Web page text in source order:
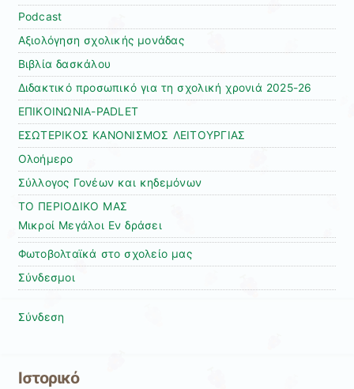
Podcast
Αξιολόγηση σχολικής μονάδας
Βιβλία δασκάλου
Διδακτικό προσωπικό για τη σχολική χρονιά 2025-26
ΕΠΙΚΟΙΝΩΝΙΑ-PADLET
ΕΣΩΤΕΡΙΚΟΣ ΚΑΝΟΝΙΣΜΟΣ ΛΕΙΤΟΥΡΓΙΑΣ
Ολοήμερο
Σύλλογος Γονέων και κηδεμόνων
ΤΟ ΠΕΡΙΟΔΙΚΟ ΜΑΣ
Μικροί Μεγάλοι Εν δράσει
Φωτοβολταϊκά στο σχολείο μας
Σύνδεσμοι
Σύνδεση
Ιστορικό